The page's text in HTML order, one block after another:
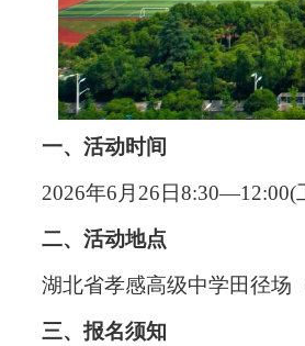
一、活动时间
2026年6月26日8:30—12:00(
二、活动地点
湖北省孝感高级中学田径场
三、报名须知